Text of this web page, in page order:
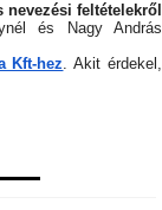
feltételekről
és Nagy András
Kft-hez. Akit érdekel,